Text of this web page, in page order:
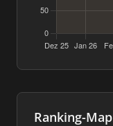
Ranking-Map